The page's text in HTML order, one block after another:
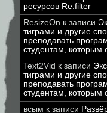
ресурсов Re:filter
ResizeOn к записи
тиграми и другие
преподавать
студентам, которым
Text2Vid к записи
тиграми и другие
преподавать
студентам, которым
всым к записи